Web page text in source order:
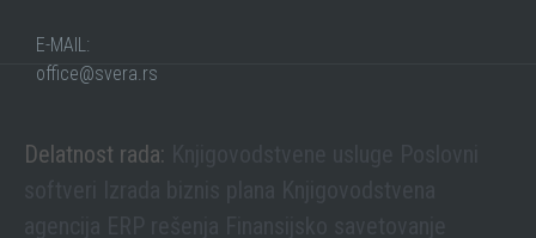
E-MAIL:
office@svera.rs
Delatnost rada: